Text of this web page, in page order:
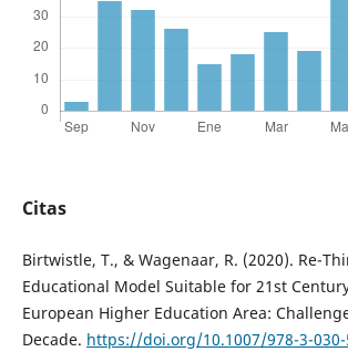
Citas
Birtwistle, T., & Wagenaar, R. (2020). Re-
Educational Model Suitable for 21st
European Higher Education Area:
Decade. https://doi.org/10.1007/978-3-030-